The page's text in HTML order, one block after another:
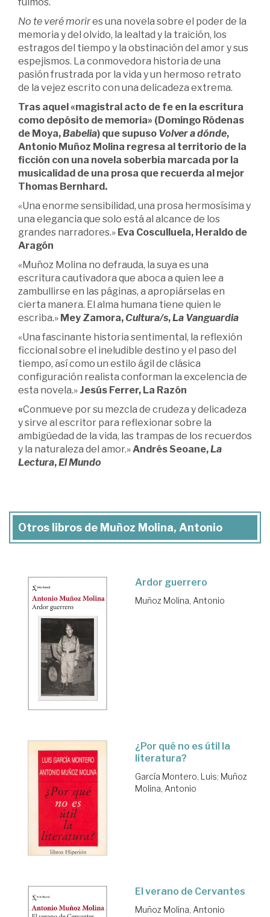
No te veré morires una novela sobre el poder de la
memoria y del olvido, la lealtad y la traición, los
estragos del tiempo y la obstinación del amor y sus
espejismos. La conmovedora historia de una
pasión frustrada por la vida y un hermoso retrato
de la vejez escrito con una delicadeza extrema.
Tras aquel «magistral acto de fe en la escritura
como depósito de memoria» (Domingo Ródenas
de Moya,Babelia) que supuso Volver a dónde,
Antonio Muñoz Molina regresa al territorio de la
ficción con una novela soberbia marcada por la
musicalidad de una prosa que recuerda al mejor
Thomas Bernhard.
«Una enorme sensibilidad, una prosa hermosísima y
una elegancia que solo está al alcance de los
grandes narradores.» Eva Cosculluela, Heraldo de
Aragón
«Muñoz Molina no defrauda, la suya es una
escritura cautivadora que aboca a quien lee a
zambullirse en las páginas, a apropiárselas en
cierta manera. El alma humana tiene quien le
escriba.» Mey Zamora, Cultura/s,La Vanguardia
«Una fascinante historia sentimental, la reflexión
ficcional sobre el ineludible destino y el paso del
tiempo, así como un estilo ágil de clásica
configuración realista conforman la excelencia de
esta novela.» Jesús Ferrer, La Razón
«Conmueve por su mezcla de crudeza y delicadeza
y sirve al escritor para reflexionar sobre la
ambigüedad de la vida, las trampas de los recuerdos
y la naturaleza del amor.»Andrés Seoane,La
Lectura,El Mundo
Otros libros de Muñoz Molina, Antonio
Ardor guerrero
Muñoz Molina, Antonio
¿Por qué no es útil la
literatura?
García Montero, Luis; Muñoz
Molina, Antonio
El verano de Cervantes
Muñoz Molina, Antonio